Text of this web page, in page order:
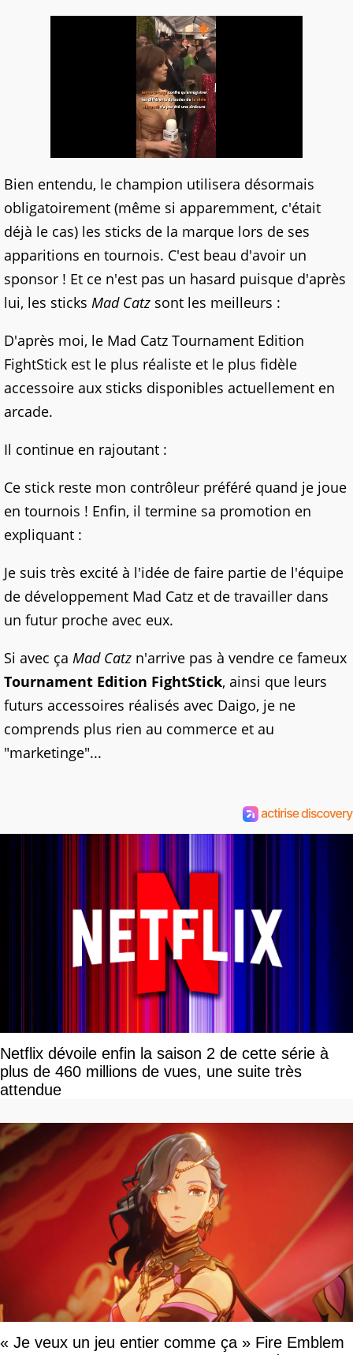
Bien entendu, le champion utilisera désormais
obligatoirement (même si apparemment, c'était
déjà le cas) les sticks de la marque lors de ses
apparitions en tournois. C'est beau d'avoir un
sponsor ! Et ce n'est pas un hasard puisque d'après
lui, les sticks Mad Catz sont les meilleurs :
D'après moi, le Mad Catz Tournament Edition
FightStick est le plus réaliste et le plus fidèle
accessoire aux sticks disponibles actuellement en
arcade.
Il continue en rajoutant :
Ce stick reste mon contrôleur préféré quand je joue
en tournois ! Enfin, il termine sa promotion en
expliquant :
Je suis très excité à l'idée de faire partie de l'équipe
de développement Mad Catz et de travailler dans
un futur proche avec eux.
Si avec ça Mad Catz n'arrive pas à vendre ce fameux
Tournament Edition FightStick, ainsi que leurs
futurs accessoires réalisés avec Daigo, je ne
comprends plus rien au commerce et au
"marketinge"...
Netflix dévoile enfin la saison 2 de cette série à
plus de 460 millions de vues, une suite très
attendue
« Je veux un jeu entier comme ça » Fire Emblem